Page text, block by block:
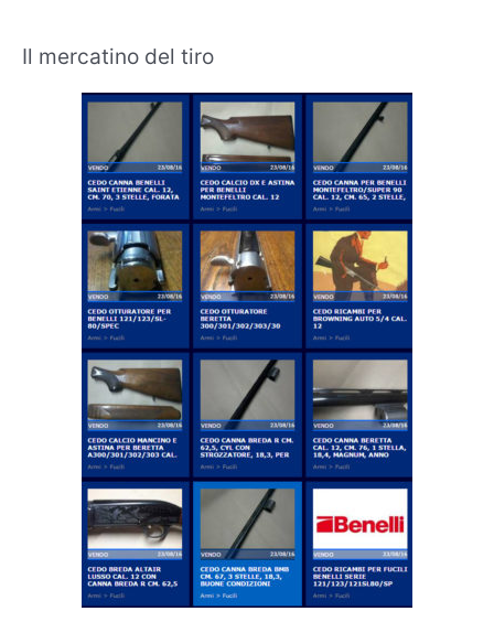
Il mercatino del tiro